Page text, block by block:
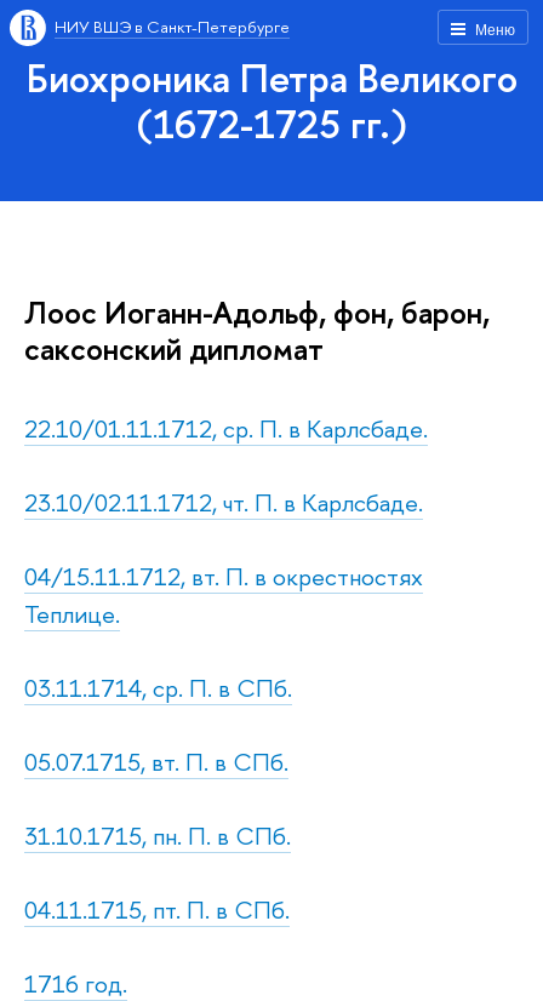
Меню
НИУ ВШЭ в Санкт-Петербурге
Биохроника Петра Великого
(1672-1725 гг.)
Лоос Иоганн-Адольф, фон, барон,
саксонский дипломат
22.10/01.11.1712, ср. П. в Карлсбаде.
23.10/02.11.1712, чт. П. в Карлсбаде.
04/15.11.1712, вт. П. в окрестностях
Теплице.
03.11.1714, ср. П. в СПб.
05.07.1715, вт. П. в СПб.
31.10.1715, пн. П. в СПб.
04.11.1715, пт. П. в СПб.
1716 год.